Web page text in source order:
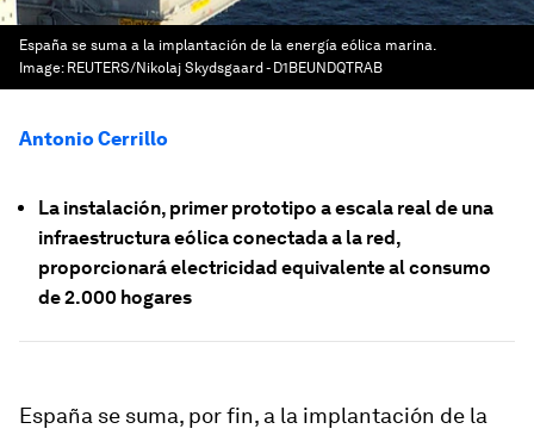
España se suma a la implantación de la energía eólica marina.
Image: REUTERS/Nikolaj Skydsgaard - D1BEUNDQTRAB
Antonio Cerrillo
La instalación, primer prototipo a escala real de una
infraestructura eólica conectada a la red,
proporcionará electricidad equivalente al consumo
de 2.000 hogares
España se suma, por fin, a la implantación de la